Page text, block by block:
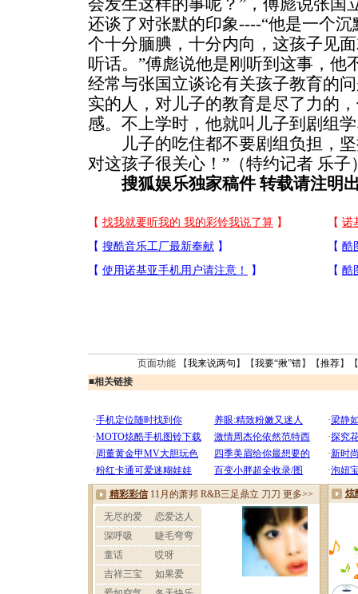
会发生这样的事呢？”，傅彪说张国
还谈了对张默的印象----“他是一个
个十分腼腆，十分内向，这孩子见
听话。”傅彪说他是刚听到这事，他
经常与张国立谈论有关孩子教育的
实的人，对儿子的教育是尽了力的
感。不上学时，他就叫儿子到剧组
儿子的吃住都不要剧组负担，坚
对这孩子很关心！”（特约记者 乐子
搜狐娱乐独家稿件 转载请注明
页面功能 【我来说两句 】【我要“揪”错】【推荐】
■相关链接